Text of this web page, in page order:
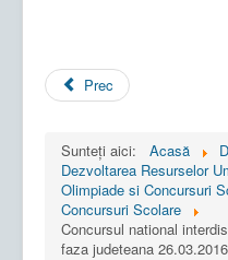
Prec
Sunteți aici: Acasă
Dezvoltarea Resurselor
Olimpiade si Concursuri
Concursuri Scolare
Concursul national
faza judeteana